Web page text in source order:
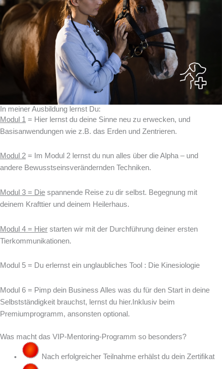
In meiner Ausbildung lernst Du:
Modul 1 = Hier lernst du deine Sinne neu zu erwecken, und
Basisanwendungen wie z.B. das Erden und Zentrieren.
Modul 2 = Im Modul 2 lernst du nun alles über die Alpha – und
andere Bewusstseinsverändernden Techniken.
Modul 3 = Die spannende Reise zu dir selbst. Begegnung mit
deinem Krafttier und deinem Heilerhaus.
Modul 4 = Hier starten wir mit der Durchführung deiner ersten
Tierkommunikationen.
Modul 5 = Du erlernst ein unglaubliches Tool : Die Kinesiologie
Modul 6 = Pimp dein Business Alles was du für den Start in deine
Selbstständigkeit brauchst, lernst du hier.Inklusiv beim
Premiumprogramm, ansonsten optional.
Was macht das VIP-Mentoring-Programm so besonders?
Nach erfolgreicher Teilnahme erhälst du dein Zertifikat